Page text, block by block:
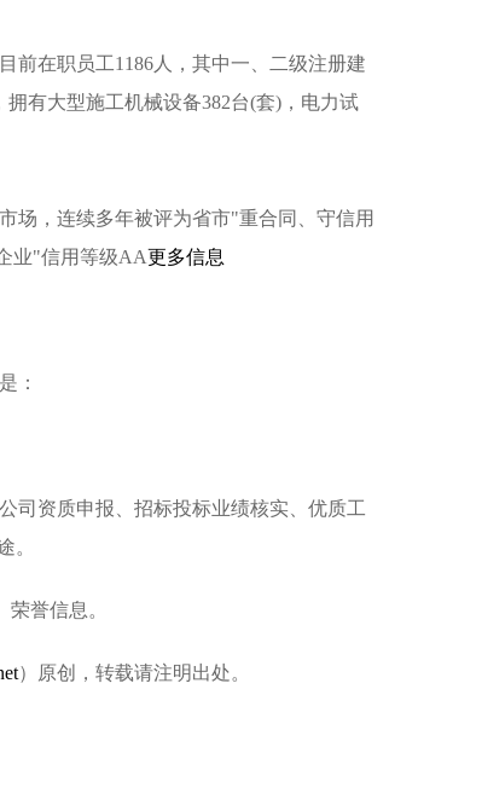
在职员工1186人，其中一、二级注册建
有大型施工机械设备382台(套)，电力试
，连续多年被评为省市"重合同、守信用
业"信用等级AA更多信息
：
司资质申报、招标投标业绩核实、优质工
。
誉信息。
）原创，转载请注明出处。